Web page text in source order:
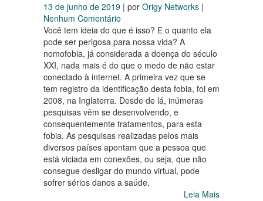
13 de junho de 2019 | por Origy Networks |
Nenhum Comentário
Você tem ideia do que é isso? E o quanto ela
pode ser perigosa para nossa vida? A
nomofobia, já considerada a doença do século
XXI, nada mais é do que o medo de não estar
conectado à internet. A primeira vez que se
tem registro da identificação desta fobia, foi em
2008, na Inglaterra. Desde de lá, inúmeras
pesquisas vêm se desenvolvendo, e
consequentemente tratamentos, para esta
fobia. As pesquisas realizadas pelos mais
diversos países apontam que a pessoa que
está viciada em conexões, ou seja, que não
consegue desligar do mundo virtual, pode
sofrer sérios danos a saúde,
Leia Mais